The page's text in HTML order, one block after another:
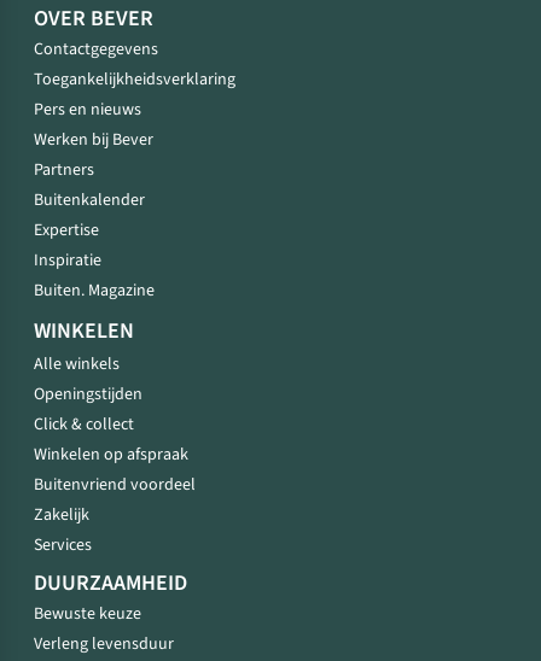
OVER BEVER
Contactgegevens
Toegankelijkheidsverklaring
Pers en nieuws
Werken bij Bever
Partners
Buitenkalender
Expertise
Inspiratie
Buiten. Magazine
WINKELEN
Alle winkels
Openingstijden
Click & collect
Winkelen op afspraak
Buitenvriend voordeel
Zakelijk
Services
DUURZAAMHEID
Bewuste keuze
Verleng levensduur